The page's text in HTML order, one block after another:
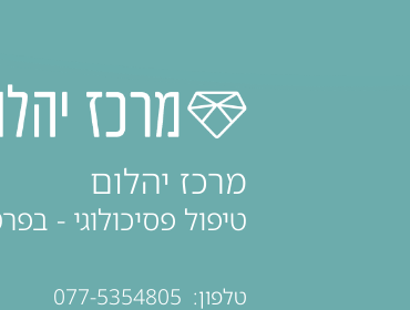
מרכז יהלום
טיפול פסיכולוגי -
טלפון: 077-5354805